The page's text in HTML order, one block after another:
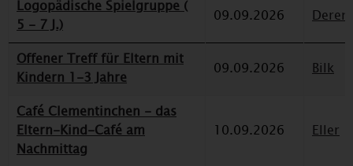
Logopädische Spielgruppe (
5 - 7 J.)
09.09.2026
Offener Treff für Eltern mit
Kindern 1-3 Jahre
09.09.2026 Bilk
Café Clementinchen - das
Eltern-Kind-Café am
Nachmittag
10.09.2026 Eller